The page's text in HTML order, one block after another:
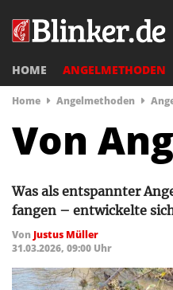
HOME ANGELMETHODEN
Home Angelmethoden
Von
Was als entspannter
fangen – entwickelte
Von Justus Müller
31.03.2026, 09:00 Uhr